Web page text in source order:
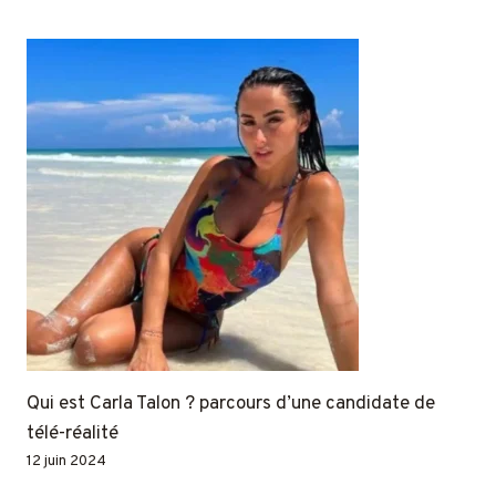
Qui est Carla Talon ? parcours d’une candidate de
télé-réalité
12 juin 2024